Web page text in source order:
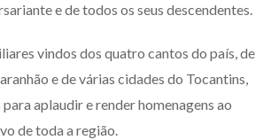
e de todos os seus descendentes.
vindos dos quatro cantos do país, de
e de várias cidades do Tocantins,
aplaudir e render homenagens ao
de toda a região.